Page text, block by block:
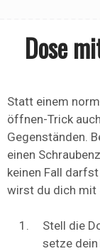
Dose
Statt einem
öffnen-Trick
Gegenständen.
einen
keinen Fall
wirst du dich mit
Stell die
setze dein